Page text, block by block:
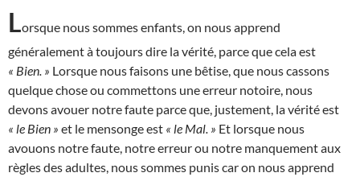
Lorsque nous sommes enfants, on nous apprend
généralement à toujours dire la vérité, parce que cela est
« Bien. » Lorsque nous faisons une bêtise, que nous cassons
quelque chose ou commettons une erreur notoire, nous
devons avouer notre faute parce que, justement, la vérité est
« le Bien » et le mensonge est « le Mal. » Et lorsque nous
avouons notre faute, notre erreur ou notre manquement aux
règles des adultes, nous sommes punis car on nous apprend